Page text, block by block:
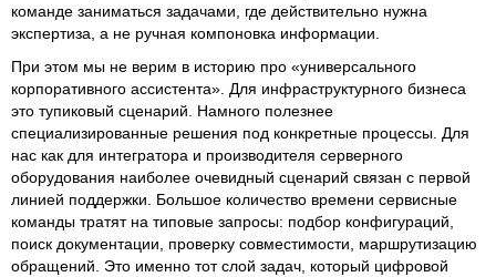
команде заниматься задачами, где действительно нужна
экспертиза, а не ручная компоновка информации.
При этом мы не верим в историю про «универсального
корпоративного ассистента». Для инфраструктурного бизнеса
это тупиковый сценарий. Намного полезнее
специализированные решения под конкретные процессы. Для
нас как для интегратора и производителя серверного
оборудования наиболее очевидный сценарий связан с первой
линией поддержки. Большое количество времени сервисные
команды тратят на типовые запросы: подбор конфигураций,
поиск документации, проверку совместимости, маршрутизацию
обращений. Это именно тот слой задач, который цифровой